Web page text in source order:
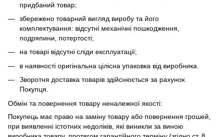
придбаний товар;
збережено товарний вигляд виробу та його
комплектування: відсутні механічні пошкодження,
подряпини, потертості;
на товарі відсутні сліди експлуатації;
в наявності оригінальна цілісна упаковка від виробника.
Зворотня доставка товарів здійснюється за рахунок
Покупця.
Обмін та повернення товару неналежної якості:
Покупець має право на заміну товару або повернення грошей,
при виявленні істотних недоліків, які виникли за виною